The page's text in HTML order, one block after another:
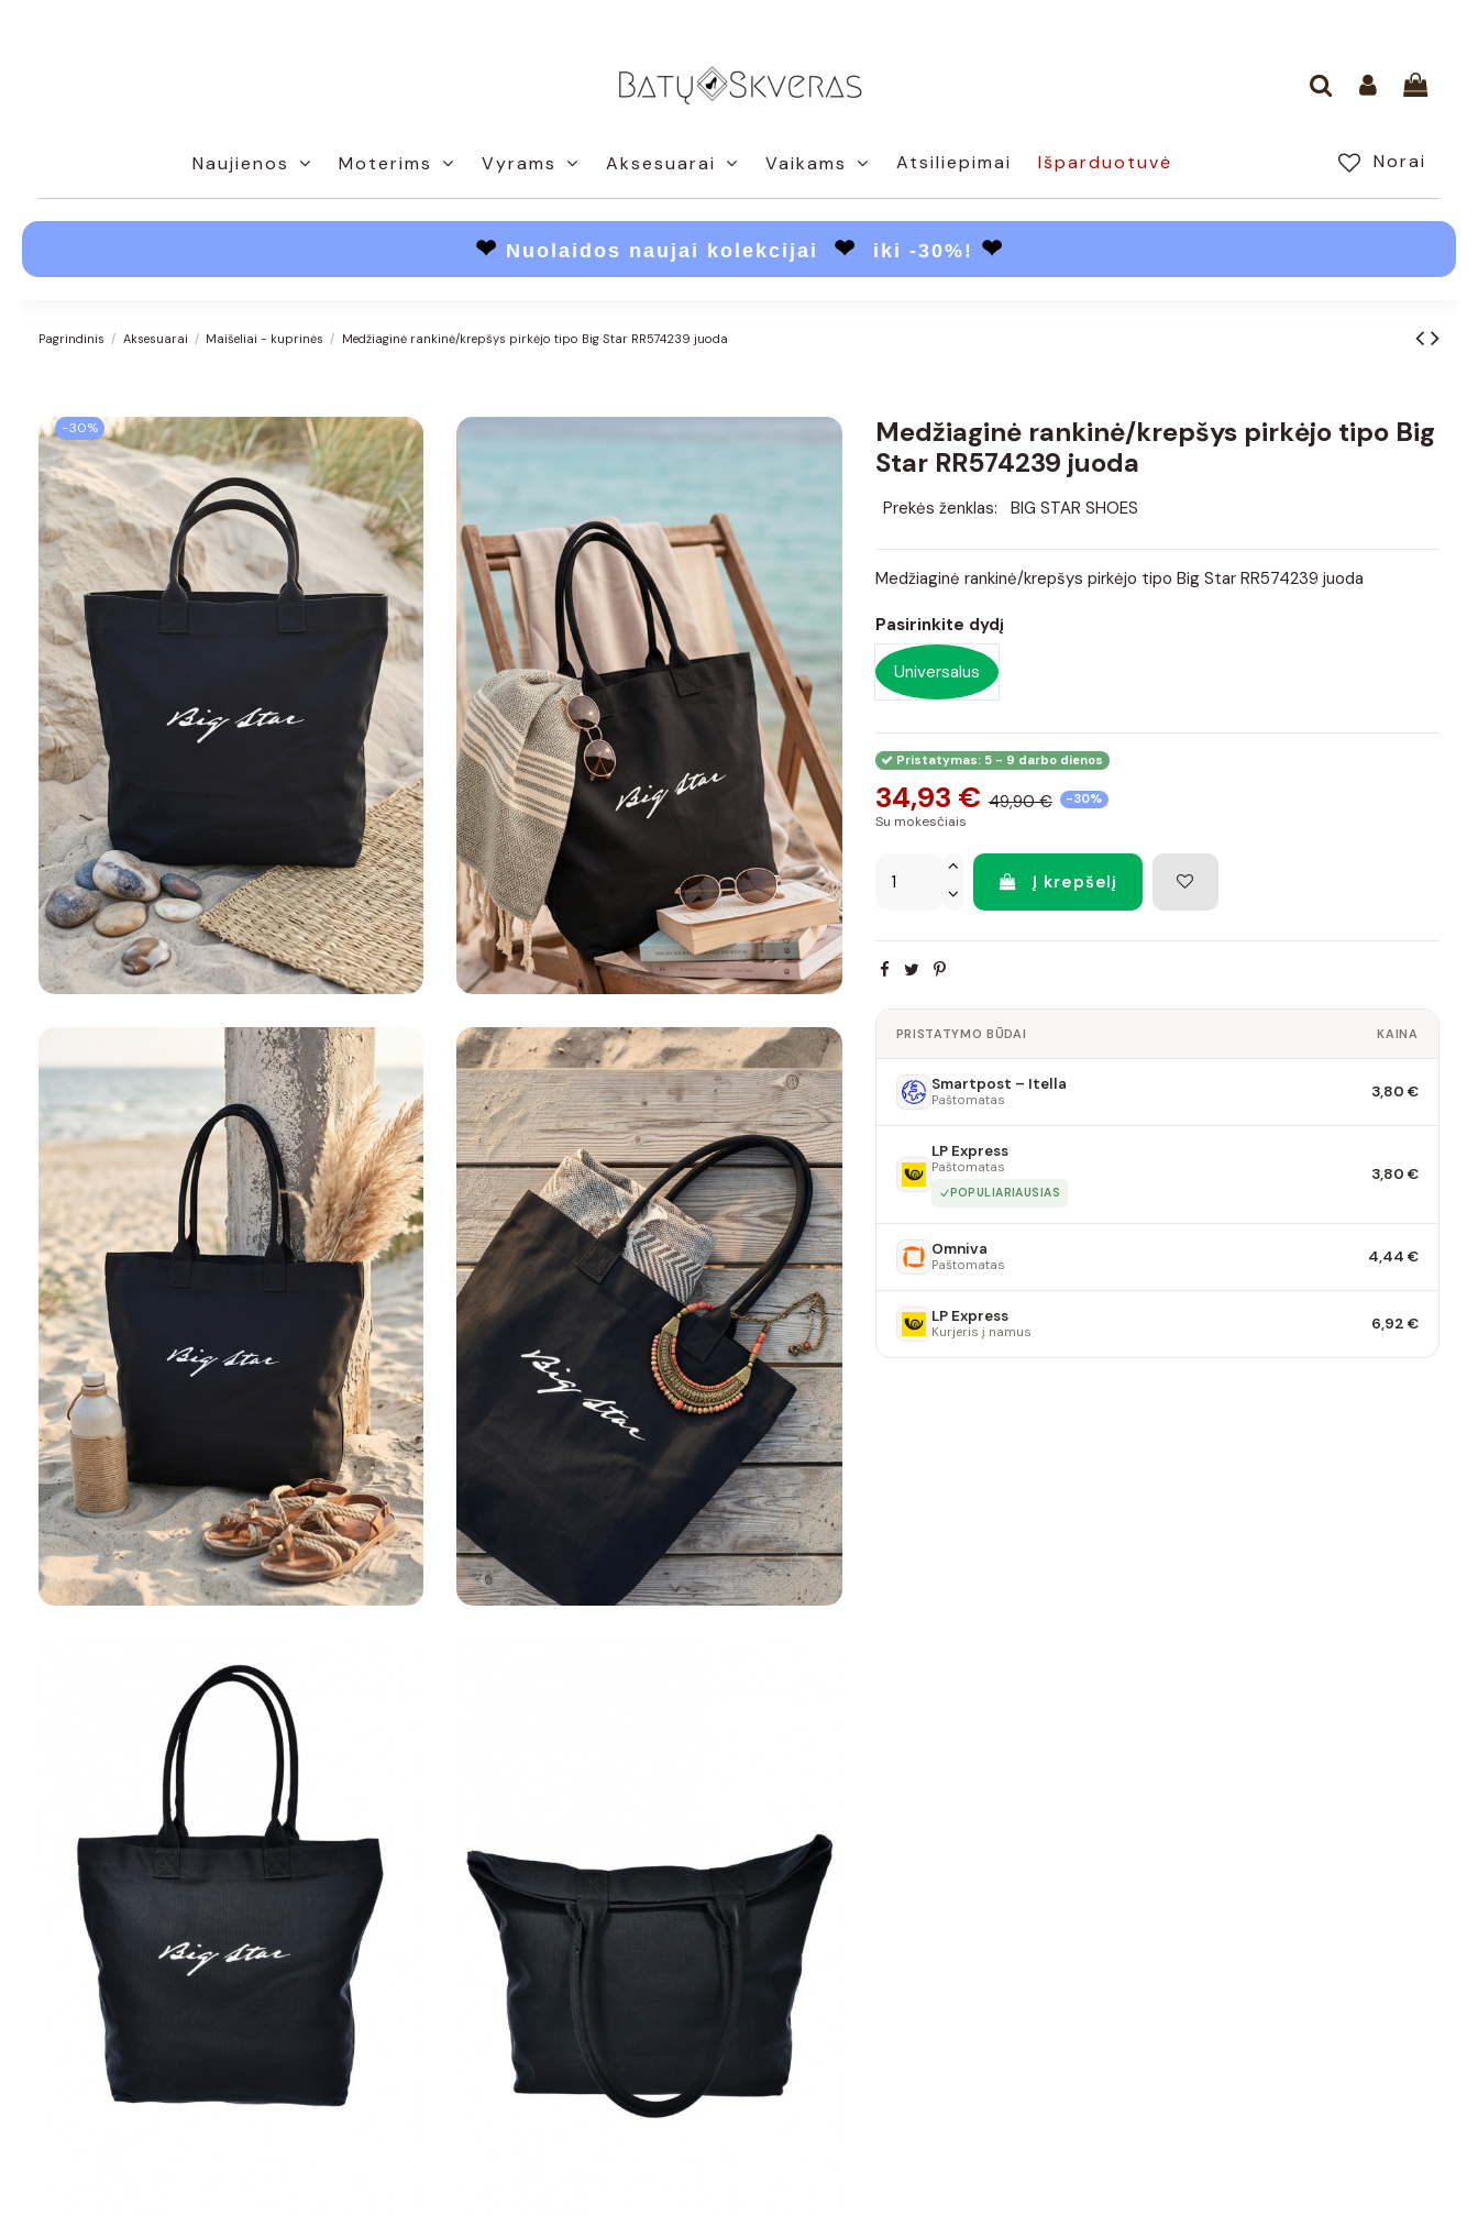
Naujienos Moterims Vyrams Aksesuarai Vaikams Atsiliepimai Norai
Išparduotuvė
❤ Nuolaidos naujai kolekcijai ❤ iki -30%! ❤
Pagrindinis Aksesuarai Maišeliai - kuprinės Medžiaginė rankinė/krepšys pirkėjo tipo Big Star RR574239 juoda
−30%
Medžiaginė rankinė/krepšys pirkėjo tipo Big
Star RR574239 juoda
Prekės ženklas: BIG STAR SHOES
Medžiaginė rankinė/krepšys pirkėjo tipo Big Star RR574239 juoda
Pasirinkite dydį
Universalus
Pristatymas: 5 - 9 darbo dienos
34,93 € 49,90 € -30%
Su mokesčiais
Į krepšelį
PRISTATYMO BŪDAI KAINA
Smartpost – Itella
Paštomatas 3,80 €
LP Express
Paštomatas
POPULIARIAUSIAS
3,80 €
Omniva
Paštomatas 4,44 €
LP Express
Kurjeris į namus 6,92 €